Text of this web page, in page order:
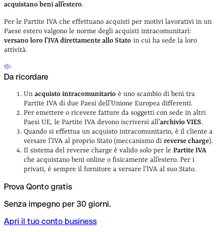
acquistano beni all’estero.
Per le Partite IVA che effettuano acquisti per motivi lavorativi in un
Paese estero valgono le norme degli acquisti intracomunitari:
versano loro l’IVA direttamente allo Stato in cui ha sede la loro
attività.
Da ricordare
Un acquisto intracomunitario è uno scambio di beni tra
Partite IVA di due Paesi dell’Unione Europea differenti.
Per emettere o ricevere fatture da soggetti con sede in altri
Paesi UE, le Partite IVA devono iscriversi all’archivio VIES.
Quando si effettua un acquisto intracomunitario, è il cliente a
versare l’IVA al proprio Stato (meccanismo di reverse charge).
Il sistema del reverse charge è valido solo per le Partite IVA
che acquistano beni online o fisicamente all’estero. Per i
privati, è sempre il fornitore a versare l’IVA al suo Stato.
Prova Qonto gratis
Senza impegno per 30 giorni.
Apri il tuo conto business